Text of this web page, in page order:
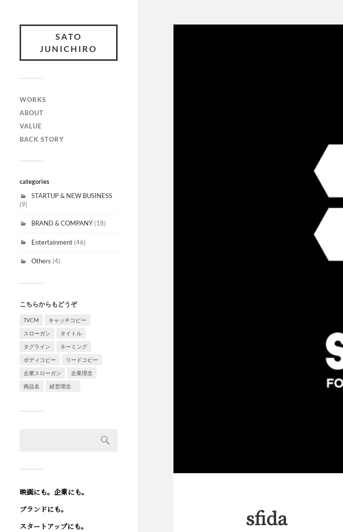
SATO
JUNICHIRO
WORKS
ABOUT
VALUE
BACK STORY
categories
STARTUP & NEW BUSINESS
(9)
BRAND & COMPANY (18)
Entertainment (46)
Others (4)
こちらからもどうぞ
TVCM キャッチコピー
スローガン タイトル
タグライン ネーミング
ボディコピー リードコピー
企業スローガン 企業理念
商品名 経営理念
映画にも。企業にも。
ブランドにも。
スタートアップにも。
sfida